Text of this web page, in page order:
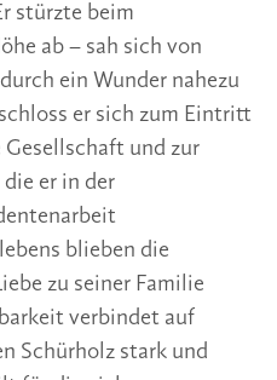
stürzte beim
ab – sah sich von
ein Wunder nahezu
er sich zum Eintritt
und zur
er in der
blieben die
zu seiner Familie
verbindet auf
Schürholz stark und